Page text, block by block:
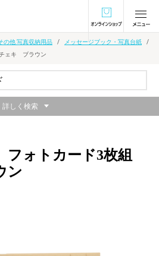
オンラインショ
の他 写真収納用品
メッセージブック・写真台紙
ェキ ブラウン
ォトカード3枚組
ン
詳しく検索